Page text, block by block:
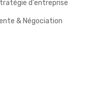
d'entreprise
& Négociation